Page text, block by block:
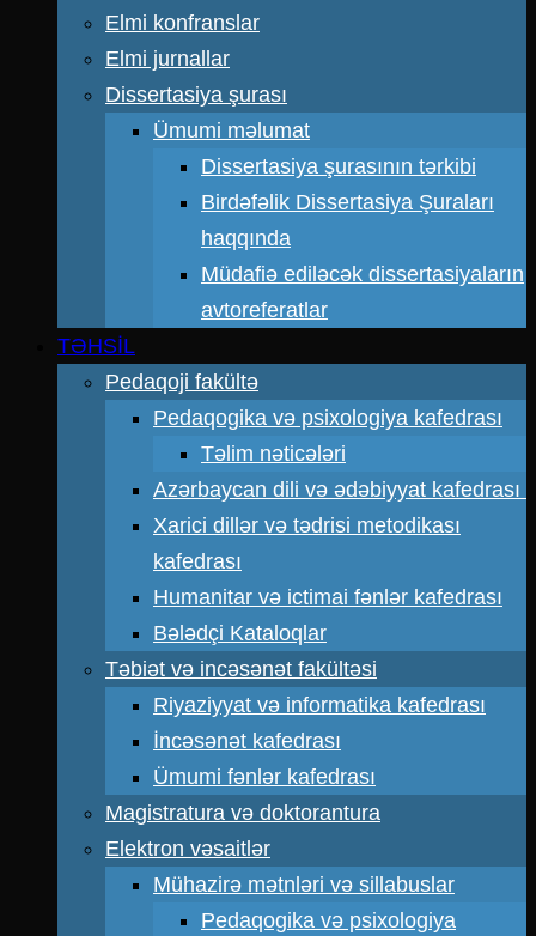
Elmi konfranslar
Elmi jurnallar
Dissertasiya şurası
Ümumi məlumat
Dissertasiya şurasının tərkibi
Birdəfəlik Dissertasiya Şuraları
haqqında
Müdafiə ediləcək dissertasiyaların
avtoreferatlar
TƏHSİL
Pedaqoji fakültə
Pedaqogika və psixologiya kafedrası
Təlim nəticələri
Azərbaycan dili və ədəbiyyat kafedrası
Xarici dillər və tədrisi metodikası
kafedrası
Humanitar və ictimai fənlər kafedrası
Bələdçi Kataloqlar
Təbiət və incəsənət fakültəsi
Riyaziyyat və informatika kafedrası
İncəsənət kafedrası
Ümumi fənlər kafedrası
Magistratura və doktorantura
Elektron vəsaitlər
Mühazirə mətnləri və sillabuslar
Pedaqogika və psixologiya